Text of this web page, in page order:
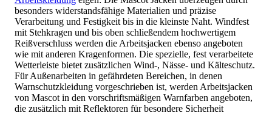
besonders widerstandsfähige Materialien und präzise
Verarbeitung und Festigkeit bis in die kleinste Naht. Windfest
mit Stehkragen und bis oben schließendem hochwertigem
Reißverschluss werden die Arbeitsjacken ebenso angeboten
wie mit anderen Kragenformen. Die spezielle, fest verarbeitete
Wetterleiste bietet zusätzlichen Wind-, Nässe- und Kälteschutz.
Für Außenarbeiten in gefährdeten Bereichen, in denen
Warnschutzkleidung vorgeschrieben ist, werden Arbeitsjacken
von Mascot in den vorschriftsmäßigen Warnfarben angeboten,
die zusätzlich mit Reflektoren für besondere Sicherheit